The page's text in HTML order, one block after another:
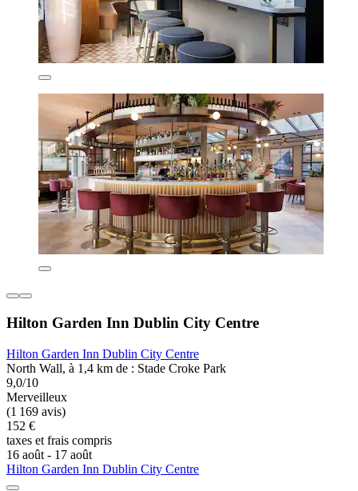
Hilton Garden Inn Dublin City Centre
Hilton Garden Inn Dublin City Centre
North Wall, à 1,4 km de : Stade Croke Park
9,0/10
Merveilleux
(1 169 avis)
152 €
taxes et frais compris
16 août - 17 août
Hilton Garden Inn Dublin City Centre